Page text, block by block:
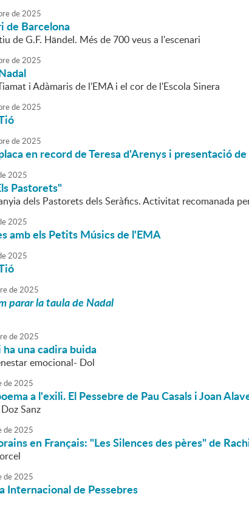
de2025
de Barcelona
de G.F. Händel. Més de 700 veus a l'escenari
de2025
i Adàmaris de l'EMA i el cor de l'Escola Sinera
de2025
de2025
en record de Teresa d'Arenys i presentació
2025
Pastorets"
dels Pastorets dels Seràfics. Activitat recomanada
2025
amb els Petits Músics de l'EMA
2025
de2025
parar la taula de Nadal
de2025
ha una cadira buida
emocional- Dol
de2025
a l'exili. El Pessebre de Pau Casals i Joan
Sanz
de2025
en Français: "Les Silences des pères" de
de2025
Internacional de Pessebres